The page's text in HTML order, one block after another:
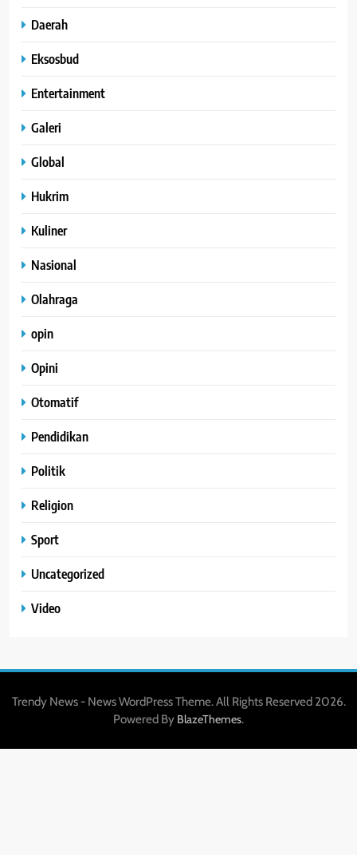
Daerah
Eksosbud
Entertainment
Galeri
Global
Hukrim
Kuliner
Nasional
Olahraga
opin
Opini
Otomatif
Pendidikan
Politik
Religion
Sport
Uncategorized
Video
Trendy News - News WordPress Theme. All Rights Reserved 2026.
Powered By BlazeThemes.